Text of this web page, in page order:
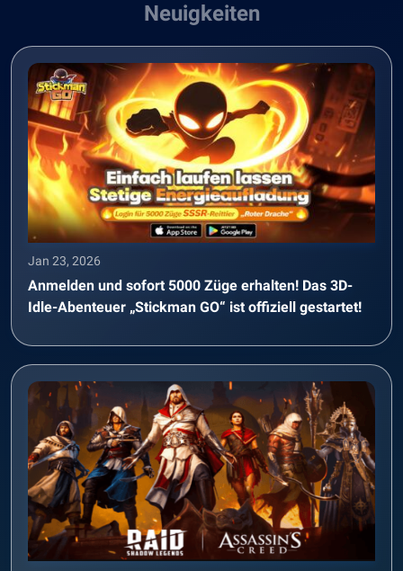
Neuigkeiten
Jan 23, 2026
Anmelden und sofort 5000 Züge erhalten! Das 3D-
Idle-Abenteuer „Stickman GO“ ist offiziell gestartet!